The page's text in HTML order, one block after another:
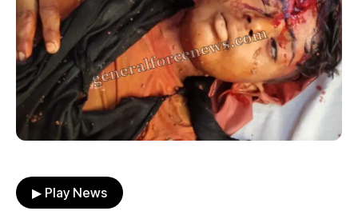
▶ Play News